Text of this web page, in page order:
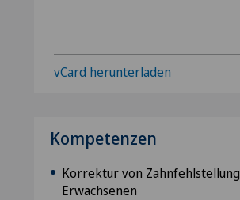
vCard herunterladen
Kompetenzen
Korrektur von
Erwachsenen